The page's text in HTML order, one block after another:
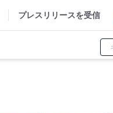
プレスリリースを受信